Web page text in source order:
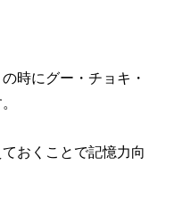
時にグー・チョキ・
おくことで記憶力向